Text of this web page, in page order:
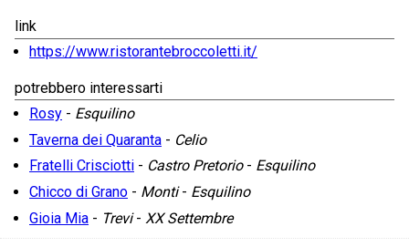
link
https://www.ristorantebroccoletti.it/
potrebbero interessarti
Rosy - Esquilino
Taverna dei Quaranta - Celio
Fratelli Crisciotti - Castro Pretorio- Esquilino
Chicco di Grano - Monti- Esquilino
Gioia Mia - Trevi- XX Settembre